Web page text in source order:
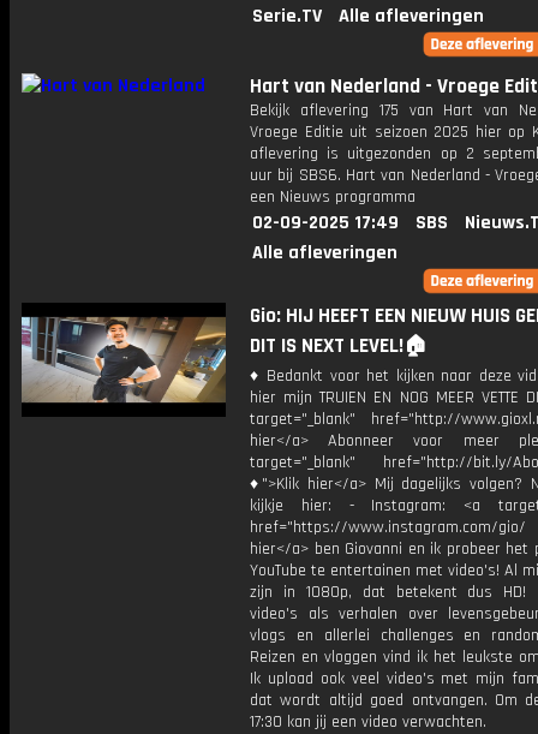
Serie.TV
Alle afleveringen
Hart van Nederland - Vroege
Bekijk aflevering 175 van Hart van
Vroege Editie uit seizoen 2025 hier op
aflevering is uitgezonden op 2
uur bij SBS6. Hart van Nederland -
een Nieuws programma
02-09-2025 17:49 SBS
Alle afleveringen
Gio: HIJ HEEFT EEN NIEUW HUIS
DIT IS NEXT LEVEL!🏠
♦ Bedankt voor het kijken naar deze
hier mijn TRUIEN EN NOG MEER VETTE
target="_blank" href="http://
hier</a> Abonneer voor meer
target="_blank" href="http://bit.ly/
♦">Klik hier</a> Mij dagelijks volgen?
kijkje hier: - Instagram: <a
href="https://www.instagram.com/
hier</a> ben Giovanni en ik probeer het
YouTube te entertainen met video's! Al
zijn in 1080p, dat betekent dus HD!
video's als verhalen over
vlogs en allerlei challenges en
Reizen en vloggen vind ik het leukste
Ik upload ook veel video's met mijn
dat wordt altijd goed ontvangen. Om
17:30 kan jij een video verwachten.